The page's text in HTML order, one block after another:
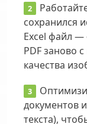
сохранился
Excel файл —
PDF заново
качества
документов
текста),